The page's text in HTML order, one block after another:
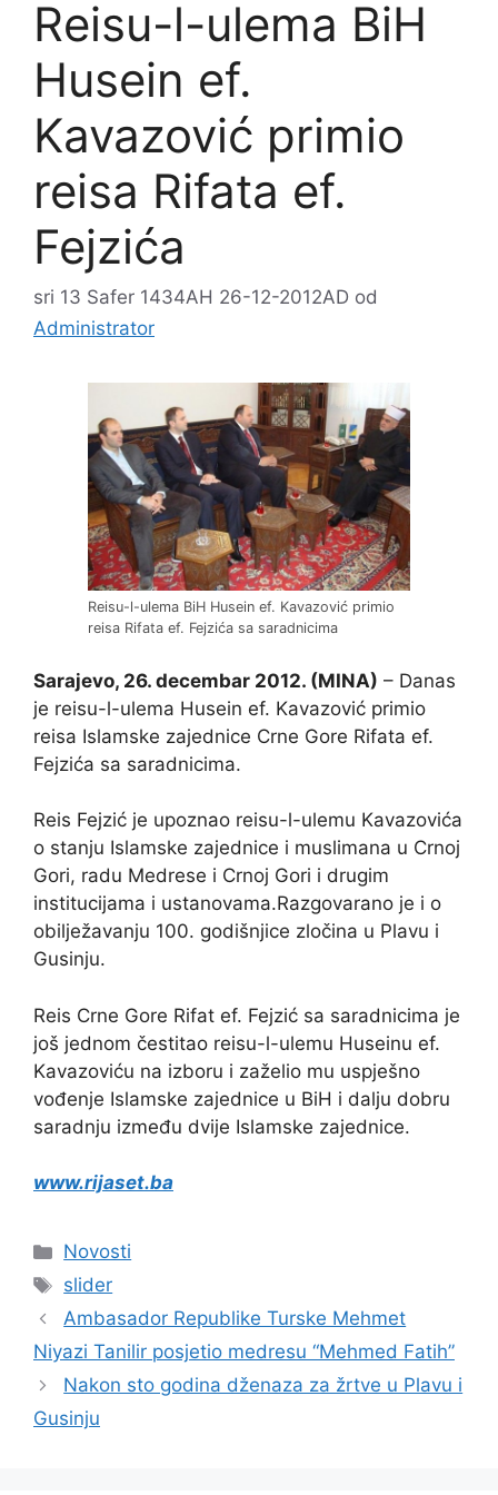
Reisu-l-ulema BiH
Husein ef.
Kavazović primio
reisa Rifata ef.
Fejzića
sri 13 Safer 1434AH 26-12-2012AD od
Administrator
Reisu-l-ulema BiH Husein ef. Kavazović primio
reisa Rifata ef. Fejzića sa saradnicima
Sarajevo, 26. decembar 2012. (MINA) – Danas
je reisu-l-ulema Husein ef. Kavazović primio
reisa Islamske zajednice Crne Gore Rifata ef.
Fejzića sa saradnicima.
Reis Fejzić je upoznao reisu-l-ulemu Kavazovića
o stanju Islamske zajednice i muslimana u Crnoj
Gori, radu Medrese i Crnoj Gori i drugim
institucijama i ustanovama.Razgovarano je i o
obilježavanju 100. godišnjice zločina u Plavu i
Gusinju.
Reis Crne Gore Rifat ef. Fejzić sa saradnicima je
još jednom čestitao reisu-l-ulemu Huseinu ef.
Kavazoviću na izboru i zaželio mu uspješno
vođenje Islamske zajednice u BiH i dalju dobru
saradnju između dvije Islamske zajednice.
www.rijaset.ba
Kategorije
Novosti
Oznake
slider
Ambasador Republike Turske Mehmet
Niyazi Tanilir posjetio medresu “Mehmed Fatih”
Nakon sto godina dženaza za žrtve u Plavu i
Gusinju